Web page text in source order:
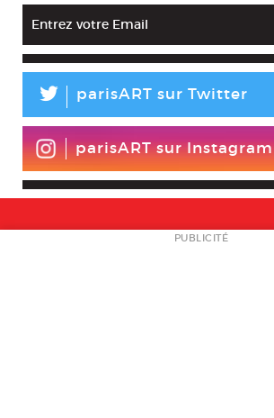
L parisART sur Twitter
parisART sur Instagram
NEWSLETTER
PUBLICITÉ